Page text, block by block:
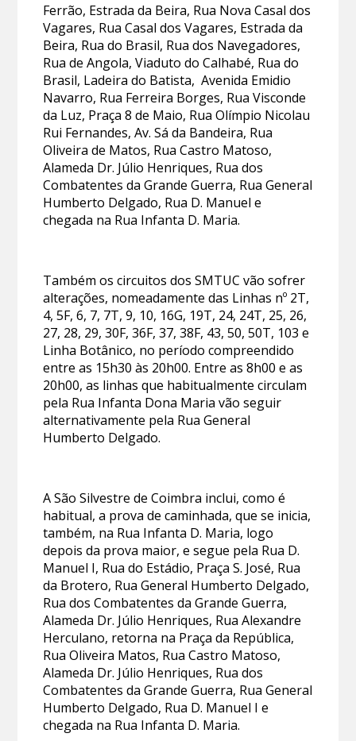
Ferrão, Estrada da Beira, Rua Nova Casal dos
Vagares, Rua Casal dos Vagares, Estrada da
Beira, Rua do Brasil, Rua dos Navegadores,
Rua de Angola, Viaduto do Calhabé, Rua do
Brasil, Ladeira do Batista, Avenida Emidio
Navarro, Rua Ferreira Borges, Rua Visconde
da Luz, Praça 8 de Maio, Rua Olímpio Nicolau
Rui Fernandes, Av. Sá da Bandeira, Rua
Oliveira de Matos, Rua Castro Matoso,
Alameda Dr. Júlio Henriques, Rua dos
Combatentes da Grande Guerra, Rua General
Humberto Delgado, Rua D. Manuel e
chegada na Rua Infanta D. Maria.
Também os circuitos dos SMTUC vão sofrer
alterações, nomeadamente das Linhas nº 2T,
4, 5F, 6, 7, 7T, 9, 10, 16G, 19T, 24, 24T, 25, 26,
27, 28, 29, 30F, 36F, 37, 38F, 43, 50, 50T, 103 e
Linha Botânico, no período compreendido
entre as 15h30 às 20h00. Entre as 8h00 e as
20h00, as linhas que habitualmente circulam
pela Rua Infanta Dona Maria vão seguir
alternativamente pela Rua General
Humberto Delgado.
A São Silvestre de Coimbra inclui, como é
habitual, a prova de caminhada, que se inicia,
também, na Rua Infanta D. Maria, logo
depois da prova maior, e segue pela Rua D.
Manuel I, Rua do Estádio, Praça S. José, Rua
da Brotero, Rua General Humberto Delgado,
Rua dos Combatentes da Grande Guerra,
Alameda Dr. Júlio Henriques, Rua Alexandre
Herculano, retorna na Praça da República,
Rua Oliveira Matos, Rua Castro Matoso,
Alameda Dr. Júlio Henriques, Rua dos
Combatentes da Grande Guerra, Rua General
Humberto Delgado, Rua D. Manuel I e
chegada na Rua Infanta D. Maria.